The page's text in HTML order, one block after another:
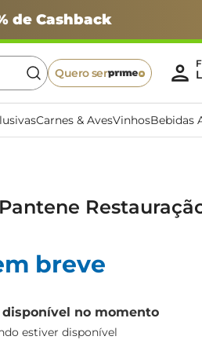
de Cashback
Quero ser
Carnes & AvesVinhosBebidas
breve
no momento
estiver disponível